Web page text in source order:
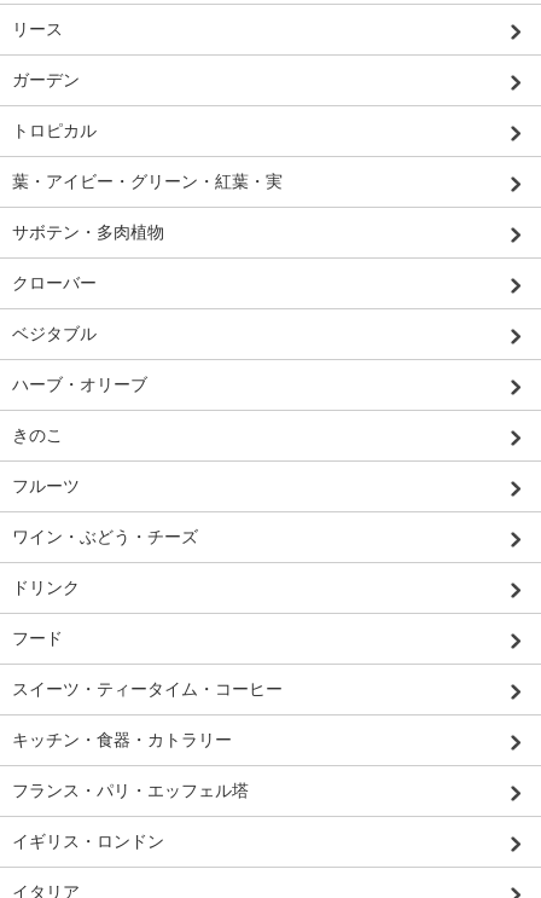
リース
ガーデン
トロピカル
葉・アイビー・グリーン・紅葉・実
サボテン・多肉植物
クローバー
ベジタブル
ハーブ・オリーブ
きのこ
フルーツ
ワイン・ぶどう・チーズ
ドリンク
フード
スイーツ・ティータイム・コーヒー
キッチン・食器・カトラリー
フランス・パリ・エッフェル塔
イギリス・ロンドン
イタリア